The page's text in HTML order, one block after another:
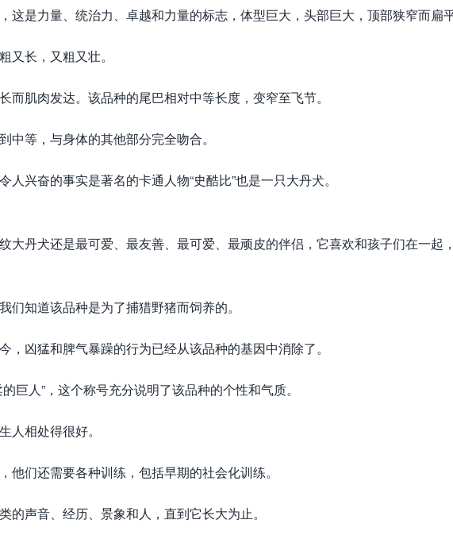
这是力量、统治力、卓越和力量的标志，体型巨大，头部巨大，顶部狭窄而扁
又长，又粗又壮。
而肌肉发达。该品种的尾巴相对中等长度，变窄至飞节。
中等，与身体的其他部分完全吻合。
兴奋的事实是著名的卡通人物“史酷比”也是一只大丹犬。
大丹犬还是最可爱、最友善、最可爱、最顽皮的伴侣，它喜欢和孩​​子们在一起
们知道该品种是为了捕猎野猪而饲养的。
，凶猛和脾气暴躁的行为已经从该品种的基因中消除了。
巨人”，这个称号充分说明了该品种的个性和气质。
人相处得很好。
他们还需要各种训练，包括早期的社会化训练。
的声音、经历、景象和人，直到它长大为止。